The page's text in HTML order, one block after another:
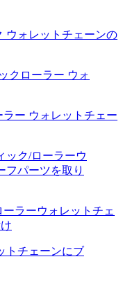
ウォレットチェーンの
ー ウォレットチェー
ラーウォレットチェ